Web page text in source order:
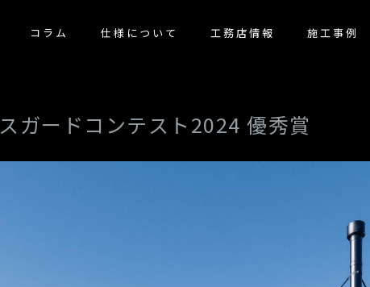
コラム 仕様について 工務店情報 施工事例
ガードコンテスト2024 優秀賞